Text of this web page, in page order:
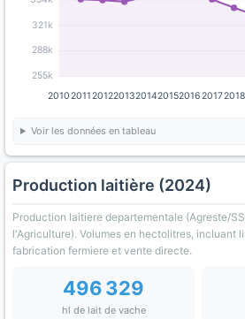
255k
288k
321k
201020112012201320142015201620172018
Voir les données en tableau
Production laitière (2024)
Production laitiere departementale (Agreste/
l'Agriculture). Volumes en hectolitres, incluant
fabrication fermiere et vente directe.
496 329
hl de lait de vache